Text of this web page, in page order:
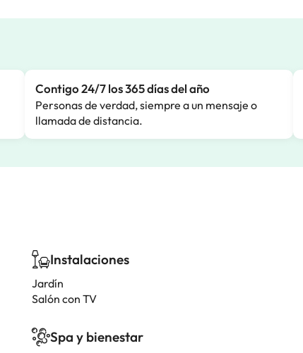
Contigo 24/7 los 365 días del año
Personas de verdad, siempre a un mensaje o
llamada de distancia.
Instalaciones
Jardín
Salón con TV
Spa y bienestar